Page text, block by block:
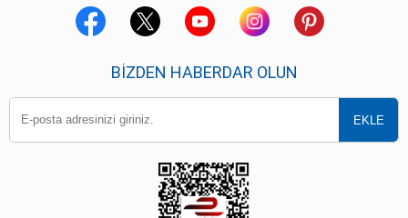
BIZDEN HABERDAR OLUN